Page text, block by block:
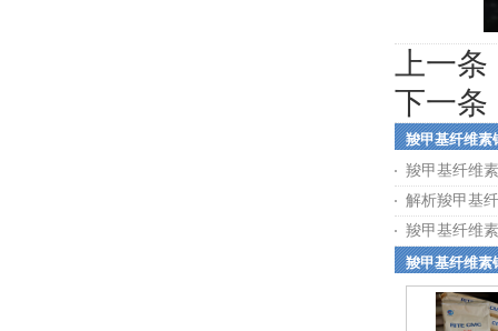
上一
下一条
羧甲基纤维素
羧甲基纤维
解析羧甲基
羧甲基纤维
羧甲基纤维素